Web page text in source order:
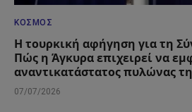
ΚΌΣΜΟΣ
Η τουρκική αφήγηση για τη
Πώς η Άγκυρα επιχειρεί να
αναντικατάστατος πυλώνας
07/07/2026